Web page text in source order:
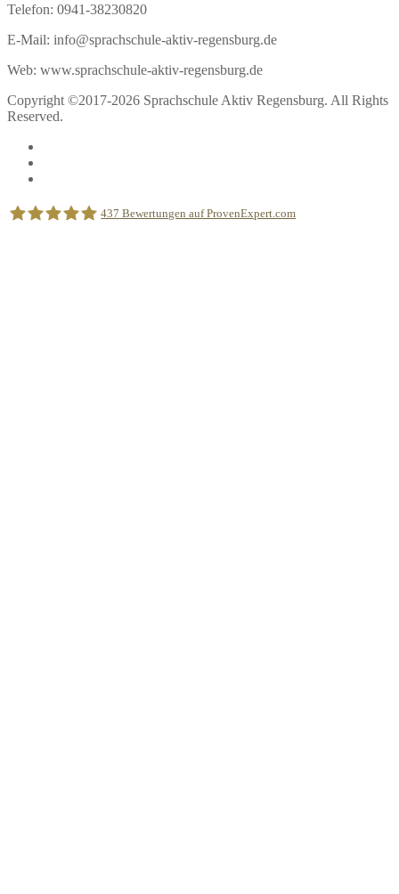
Telefon: 0941-38230820
E-Mail: info@sprachschule-aktiv-regensburg.de
Web: www.sprachschule-aktiv-regensburg.de
Copyright ©2017-2026 Sprachschule Aktiv Regensburg. All Rights
Reserved.
437 Bewertungen auf ProvenExpert.com